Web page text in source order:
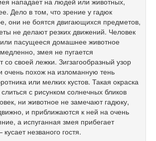
Дело в том, что зрение у гадюк
они не боятся двигающихся предметов,
не делают резких движений. Человек
пасущееся домашнее животное
змея не пугается
со своей лежки. Зигзагообразный узор
очень похож на изломанную тень
или мелких кустов. Такая окраска
с рисунком солнечных бликов
ни животное не замечают гадюку,
и приближаются к ней на очень
а испуганная змея прибегает
незваного гостя.